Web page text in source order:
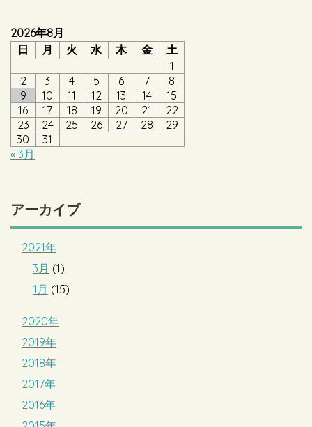
2026年8月
日
月 火 水 木 金
土
1
2
3 4 5 6 7
8
9
10 11 12 13 14
15
16
17 18 19 20 21
22
23
24 25 26 27 28
29
30
31
« 3月
アーカイブ
2021年
3月 (1)
1月 (15)
2020年
2019年
2018年
2017年
2016年